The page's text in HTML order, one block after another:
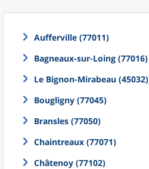
Aufferville (77011)
Bagneaux-sur-Loing (77016)
Le Bignon-Mirabeau (45032)
Bougligny (77045)
Bransles (77050)
Chaintreaux (77071)
Châtenoy (77102)